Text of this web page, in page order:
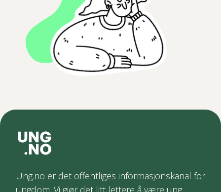
Ung.no er det offentliges informasjonskanal for